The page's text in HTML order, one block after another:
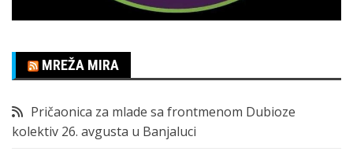
MREŽA MIRA
Pričaonica za mlade sa frontmenom Dubioze
kolektiv 26. avgusta u Banjaluci